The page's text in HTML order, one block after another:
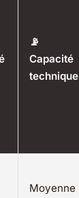
📡
Capacité
technique
Moyenne